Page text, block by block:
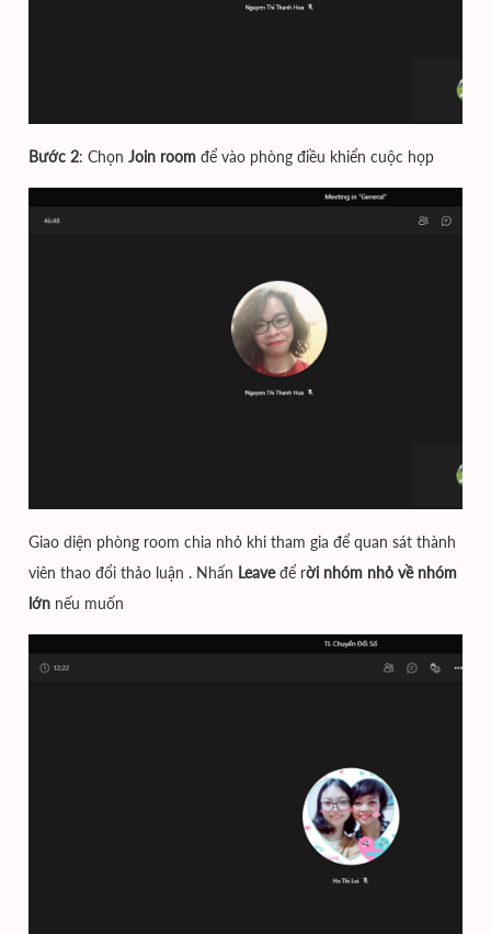
Bước 2: Chọn Join room để vào phòng điều khiển cuộc họp
Giao diện phòng room chia nhỏ khi tham gia để quan sát thành
viên thao đổi thảo luận . Nhấn Leaveđể rời nhóm nhỏ về nhóm
lớn nếu muốn